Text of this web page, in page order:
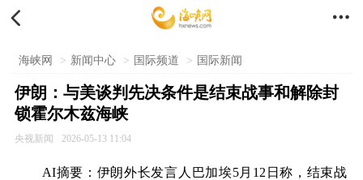
 
海峡网 > 新闻中心 > 国际频道 > 国际新闻
伊朗：与美谈判先决条件是结束战事和解除封
锁霍尔木兹海峡
央视新闻 2026-05-13 11:04
AI摘要：伊朗外长发言人巴加埃5月12日称，结束战